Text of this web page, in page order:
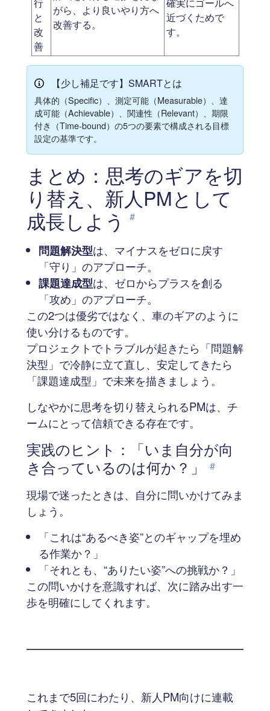
行
と
改
善
がら、より良いやり方へ
改善する。
確実にゴールへ
近づくためで
す。
【少し補足です】SMARTとは
具体的（Specific）、測定可能（Measurable）、達
成可能（Achievable）、関連性（Relevant）、期限
付き（Time-bound）の5つの要素で構成される目標
設定の基準です。
まとめ：思考のギアを切
り替え、新人PMとして
成長しよう
#
問題解決型は、マイナスをゼロに戻す
「守り」のアプローチ。
課題達成型は、ゼロからプラスを創る
「攻め」のアプローチ。
この2つは優劣ではなく、車のギアのように
使い分けるものです。
プロジェクトでトラブルが起きたら「問題解
決型」で冷静に立て直し、安定してきたら
「課題達成型」で未来を描きましょう。
しなやかに思考を切り替えられるPMは、チ
ームにとって信頼できる存在です。
実践のヒント：「いま自分が向
き合っているのは何か？」
#
現場で迷ったときは、自分に問いかけてみま
しょう。
「これは“あるべき姿”とのギャップを埋め
る作業か？」
「それとも、“ありたい姿”への挑戦か？」
この問いかけを意識すれば、次に踏み出す一
歩を明確にしてくれます。
これまで5回にわたり、新人PM向けに連載